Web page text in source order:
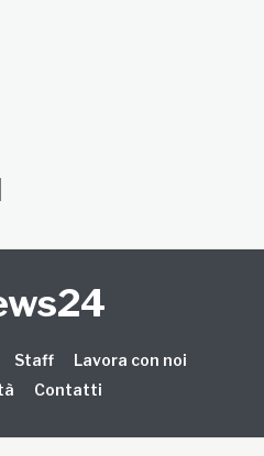
Staff
Lavora con noi
Contatti